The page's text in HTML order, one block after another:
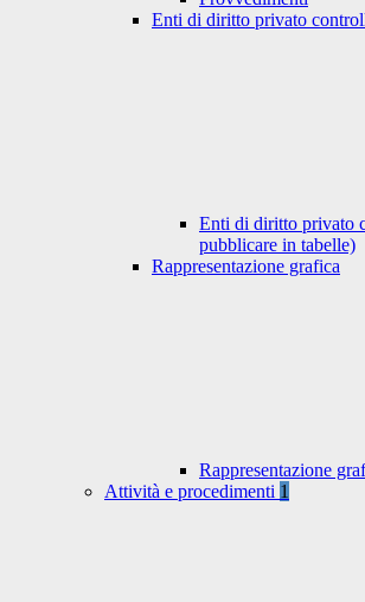
Enti di diritto privato
Enti di diritto privato
pubblicare in tabelle)
Rappresentazione grafica
Rappresentazione
Attività e procedimenti 1